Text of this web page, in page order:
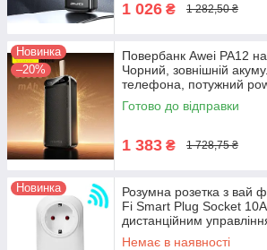
1 026 ₴ 1 282,50 ₴
Новинка
–20%
Повербанк Awei PA12
Чорний, зовнішній
телефона, потужний
Готово до відправки
1 383 ₴ 1 728,75 ₴
Новинка
Розумна розетка з вай
Fi Smart Plug Socket
дистанційним
Немає в наявності